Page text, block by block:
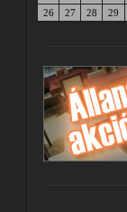
26
27 28 29